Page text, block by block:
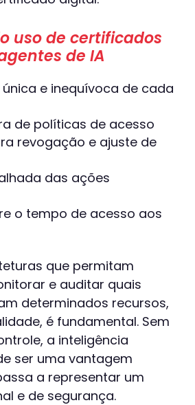
uso de certificados
de IA
e inequívoca de cada
de políticas de acesso
revogação e ajuste de
das ações
o tempo de acesso aos
que permitam
e auditar quais
determinados recursos,
é fundamental. Sem
a inteligência
ser uma vantagem
a representar um
e de segurança.